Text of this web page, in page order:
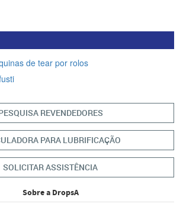
de tear por rolos
REVENDEDORES
PARA LUBRIFICAÇÃO
SOLICITAR ASSISTÊNCIA
Sobre a DropsA